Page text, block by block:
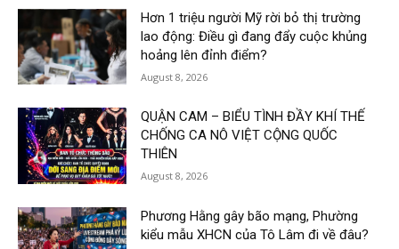
Hơn 1 triệu người Mỹ rời bỏ thị trường
lao động: Điều gì đang đẩy cuộc khủng
hoảng lên đỉnh điểm?
August 8, 2026
QUẬN CAM – BIỂU TÌNH ĐẦY KHÍ THẾ
CHỐNG CA NÔ VIỆT CỘNG QUỐC
THIÊN
August 8, 2026
Phương Hằng gây bão mạng, Phường
kiểu mẫu XHCN của Tô Lâm đi về đâu?